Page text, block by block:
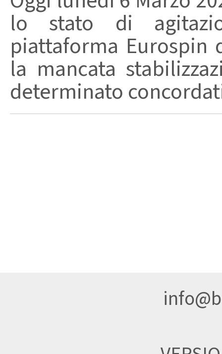
lo stato di
piattaforma Eurospin
la mancata
determinato